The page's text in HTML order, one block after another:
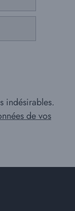
indésirables.
de vos